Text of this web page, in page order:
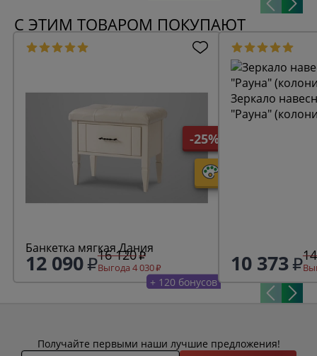
С ЭТИМ ТОВАРОМ ПОКУПАЮТ
-25%
Банкетка мягкая Дания
12 090 16 120
Выгода 4 030
+ 120 бонусов
Зеркало
"Рауна"
10 373
Получайте первыми наши лучшие предложения!